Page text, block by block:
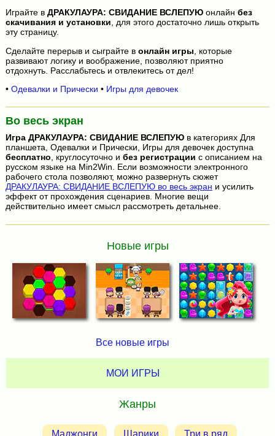
Играйте в ДРАКУЛАУРА: СВИДАНИЕ ВСЛЕПУЮонлайн без
скачивания и установки, для этого достаточно лишь открыть
эту страницу.
Сделайте перерыв и сыграйте в онлайн игры , которые
развивают логику и воображение, позволяют приятно
отдохнуть. Расслабьтесь и отвлекитесь от дел!
• Одевалки и Прически • Игры для девочек
Во весь экран
Игра ДРАКУЛАУРА: СВИДАНИЕ ВСЛЕПУЮв категориях Для
планшета, Одевалки и Прически, Игры для девочек доступна
бесплатно, круглосуточно и без регистрации с описанием на
русском языке на Min2Win. Если возможности электронного
рабочего стола позволяют, можно развернуть сюжет
ДРАКУЛАУРА: СВИДАНИЕ ВСЛЕПУЮ во весь экран и усилить
эффект от прохождения сценариев. Многие вещи
действительно имеет смысл рассмотреть детальнее.
Новые игры
Все новые игры
МОИ ИГРЫ
Жанры
Маджонги Шарики Три в ряд